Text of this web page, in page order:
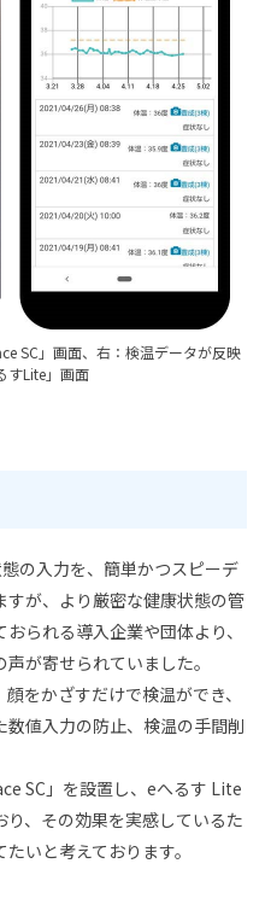
SC」画面、右：検温データが反映
すLite」画面
の入力を、簡単かつスピーデ
すが、より厳密な健康状態の管
られる導入企業や団体より、
が寄せられていました。
をかざすだけで検温ができ、
値入力の防止、検温の手間削
SC」を設置し、eへるす Lite
、その効果を実感しているた
いと考えております。